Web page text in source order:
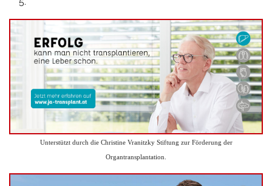
Unterstützt durch die Christine Vranitzky Stiftung zur Förderung der
Organtransplantation.